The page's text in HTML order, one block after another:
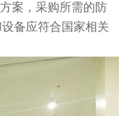
案，采购所需的防
备应符合国家相关